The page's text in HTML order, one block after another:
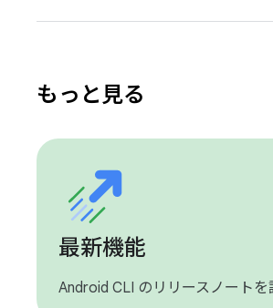
もっと見る
最新機能
Android CLI のリリースノートを